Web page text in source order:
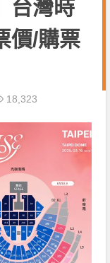
台灣時
價/購票
18,323